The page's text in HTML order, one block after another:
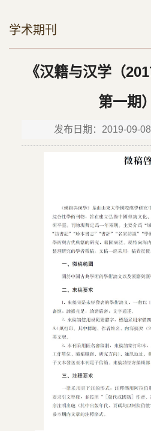
学术期刊
《汉籍与汉学（
第一期
发布日期：2019-09-